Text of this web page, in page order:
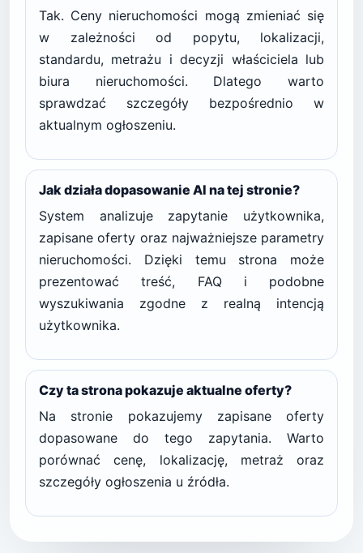
Tak. Ceny nieruchomości mogą zmieniać się
w zależności od popytu, lokalizacji,
standardu, metrażu i decyzji właściciela lub
biura nieruchomości. Dlatego warto
sprawdzać szczegóły bezpośrednio w
aktualnym ogłoszeniu.
Jak działa dopasowanie AI na tej stronie?
System analizuje zapytanie użytkownika,
zapisane oferty oraz najważniejsze parametry
nieruchomości. Dzięki temu strona może
prezentować treść, FAQ i podobne
wyszukiwania zgodne z realną intencją
użytkownika.
Czy ta strona pokazuje aktualne oferty?
Na stronie pokazujemy zapisane oferty
dopasowane do tego zapytania. Warto
porównać cenę, lokalizację, metraż oraz
szczegóły ogłoszenia u źródła.